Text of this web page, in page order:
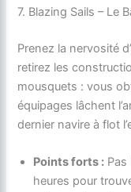
7. Blazing Sails – Le
Prenez la nervosité
retirez les
mousquets : vous
équipages lâchent
dernier navire à flot
Points forts :
heures pour